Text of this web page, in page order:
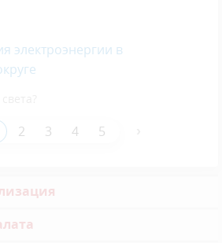
электроэнергии в
2 3 4 5